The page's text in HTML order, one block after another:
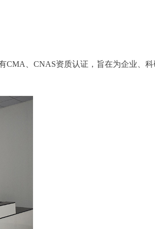
CMA、CNAS资质认证，旨在为企业、科